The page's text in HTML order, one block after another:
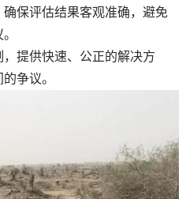
保评估结果客观准确，避免
提供快速、公正的解决方
争议。